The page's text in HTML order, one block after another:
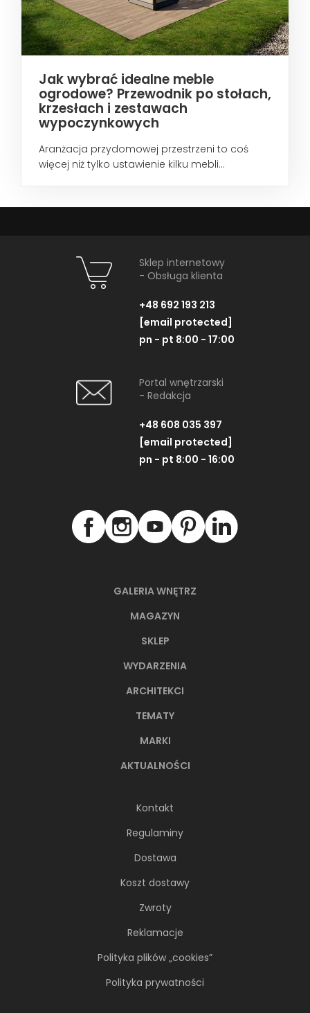
Jak wybrać idealne meble
ogrodowe? Przewodnik po stołach,
krzesłach i zestawach
wypoczynkowych
Aranżacja przydomowej przestrzeni to coś
więcej niż tylko ustawienie kilku mebli...
GALERIA WNĘTRZ
MAGAZYN
SKLEP
WYDARZENIA
ARCHITEKCI
TEMATY
MARKI
AKTUALNOŚCI
Kontakt
Regulaminy
Dostawa
Koszt dostawy
Zwroty
Reklamacje
Polityka plików „cookies”
Polityka prywatności
Sklep internetowy
- Obsługa klienta
+48 692 193 213
[email protected]
pn - pt 8:00 - 17:00
Portal wnętrzarski
- Redakcja
+48 608 035 397
[email protected]
pn - pt 8:00 - 16:00